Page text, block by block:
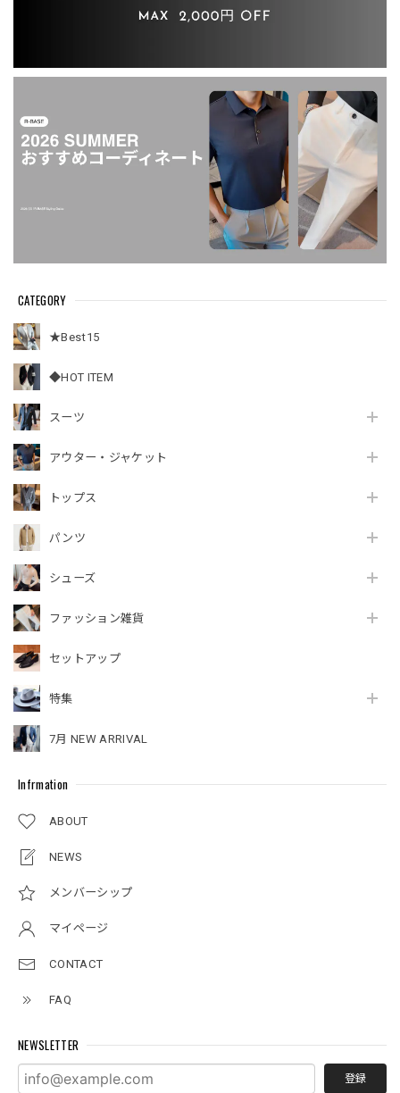
CATEGORY
★Best15
◆HOT ITEM
スーツ
アウター・ジャケット
トップス
パンツ
シューズ
ファッション雑貨
セットアップ
特集
7月 NEW ARRIVAL
Infrmation
ABOUT
NEWS
メンバーシップ
マイページ
CONTACT
FAQ
NEWSLETTER
登録